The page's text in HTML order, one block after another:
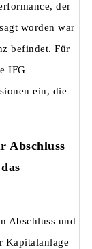
der
worden war
befindet. Für
IFG
ein, die
Abschluss
Abschluss und
Kapitalanlage